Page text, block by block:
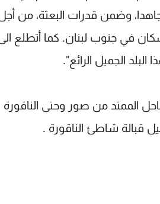
تطبيق القرار 1701"، وقال: "سأعمل جاهدا، وضمن قدرات
في جنوب لبنان. كما أتطلع
الجميل الرائع".
الممتد من صور وحتى الناقورة
قبالة شاطئ الناقورة .